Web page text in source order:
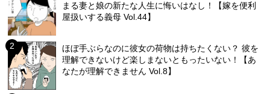
まる妻と娘の新たな人生に悔いはなし！【嫁を便利
屋扱いする義母 Vol.44】
ほぼ手ぶらなのに彼女の荷物は持ちたくない？ 彼を
理解できないけど楽しまないともったいない！【あ
なたが理解できません Vol.8】